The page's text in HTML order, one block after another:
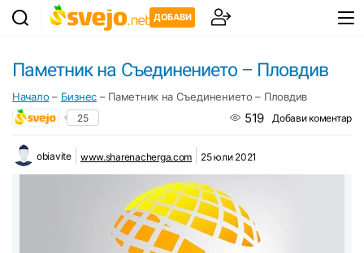
ДОБАВИ
Паметник на Съединението – Пловдив
Начало – Бизнес– Паметник на Съединението – Пловдив
25 519 Добави коментар
obiavite www.sharenacherga.com 25 юли 2021